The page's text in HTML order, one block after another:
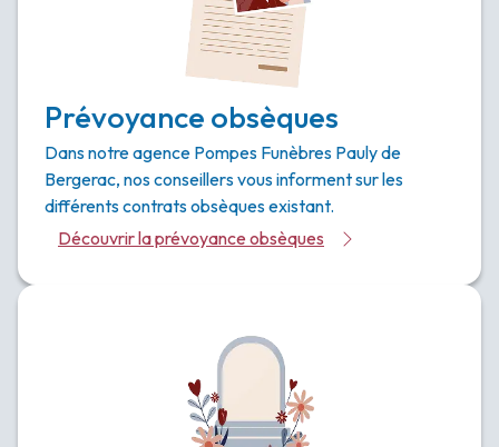
Prévoyance obsèques
Dans notre agence Pompes Funèbres Pauly de
Bergerac, nos conseillers vous informent sur les
différents contrats obsèques existant.
Découvrir la prévoyance obsèques